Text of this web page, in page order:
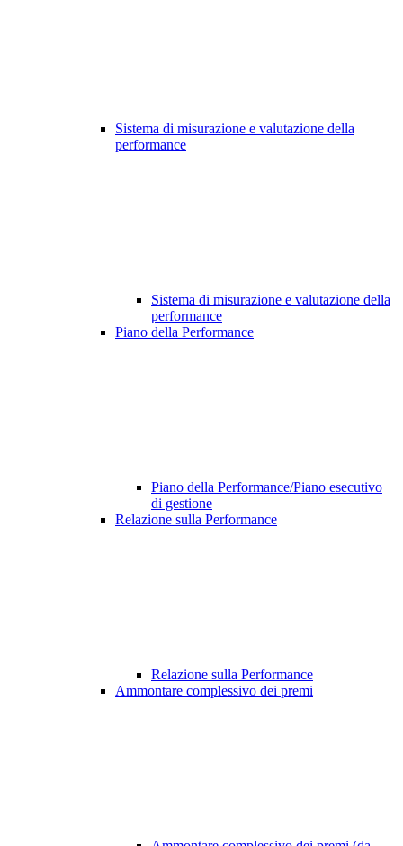
Sistema di misurazione e valutazione della
performance
Sistema di misurazione e valutazione della
performance
Piano della Performance
Piano della Performance/Piano esecutivo
di gestione
Relazione sulla Performance
Relazione sulla Performance
Ammontare complessivo dei premi